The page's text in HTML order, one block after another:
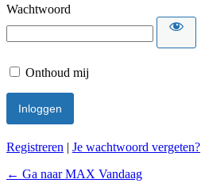
Wachtwoord
Onthoud mij
Registreren | Je wachtwoord vergeten?
← Ga naar MAX Vandaag